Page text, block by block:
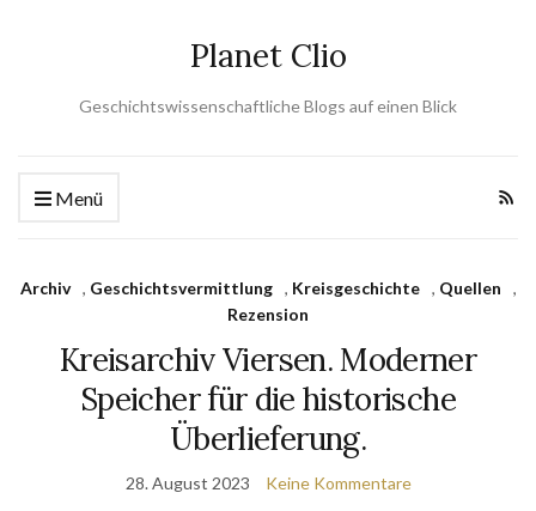
Planet Clio
Geschichtswissenschaftliche Blogs auf einen Blick
Menü
Archiv , Geschichtsvermittlung , Kreisgeschichte , Quellen
,
Rezension
Kreisarchiv Viersen. Moderner
Speicher für die historische
Überlieferung.
28. August 2023 Keine Kommentare